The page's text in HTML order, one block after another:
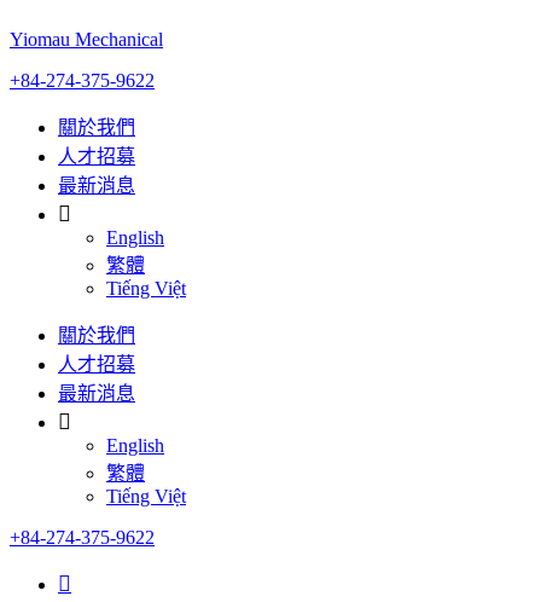
Yiomau Mechanical
+84-274-375-9622
關於我們
人才招募
最新消息
English
繁體
Tiếng Việt
關於我們
人才招募
最新消息
English
繁體
Tiếng Việt
+84-274-375-9622